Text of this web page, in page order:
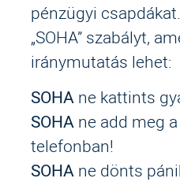
pénzügyi
„SOHA” szabályt,
iránymutatás lehet:
SOHA ne kattints
SOHA ne add meg
telefonban!
SOHA ne dönts